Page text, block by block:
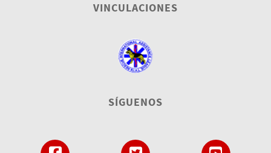
VINCULACIONES
SÍGUENOS